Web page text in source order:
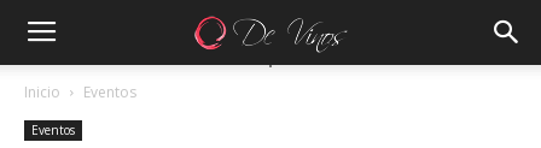
Inicio Eventos
Eventos